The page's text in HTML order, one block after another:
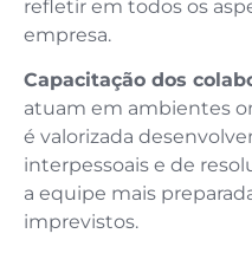
refletir em todos os
empresa.
Capacitação dos
atuam em ambientes
é valorizada
interpessoais e de
a equipe mais
imprevistos.